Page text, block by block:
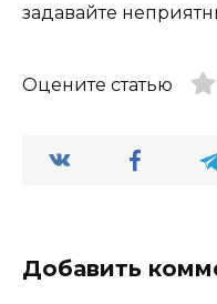
задавайте
Оцените статью
Добавить